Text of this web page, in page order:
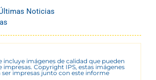
Noticias
incluye imágenes de calidad que pueden
impresas. Copyright IPS, estas imágenes
ser impresas junto con este informe